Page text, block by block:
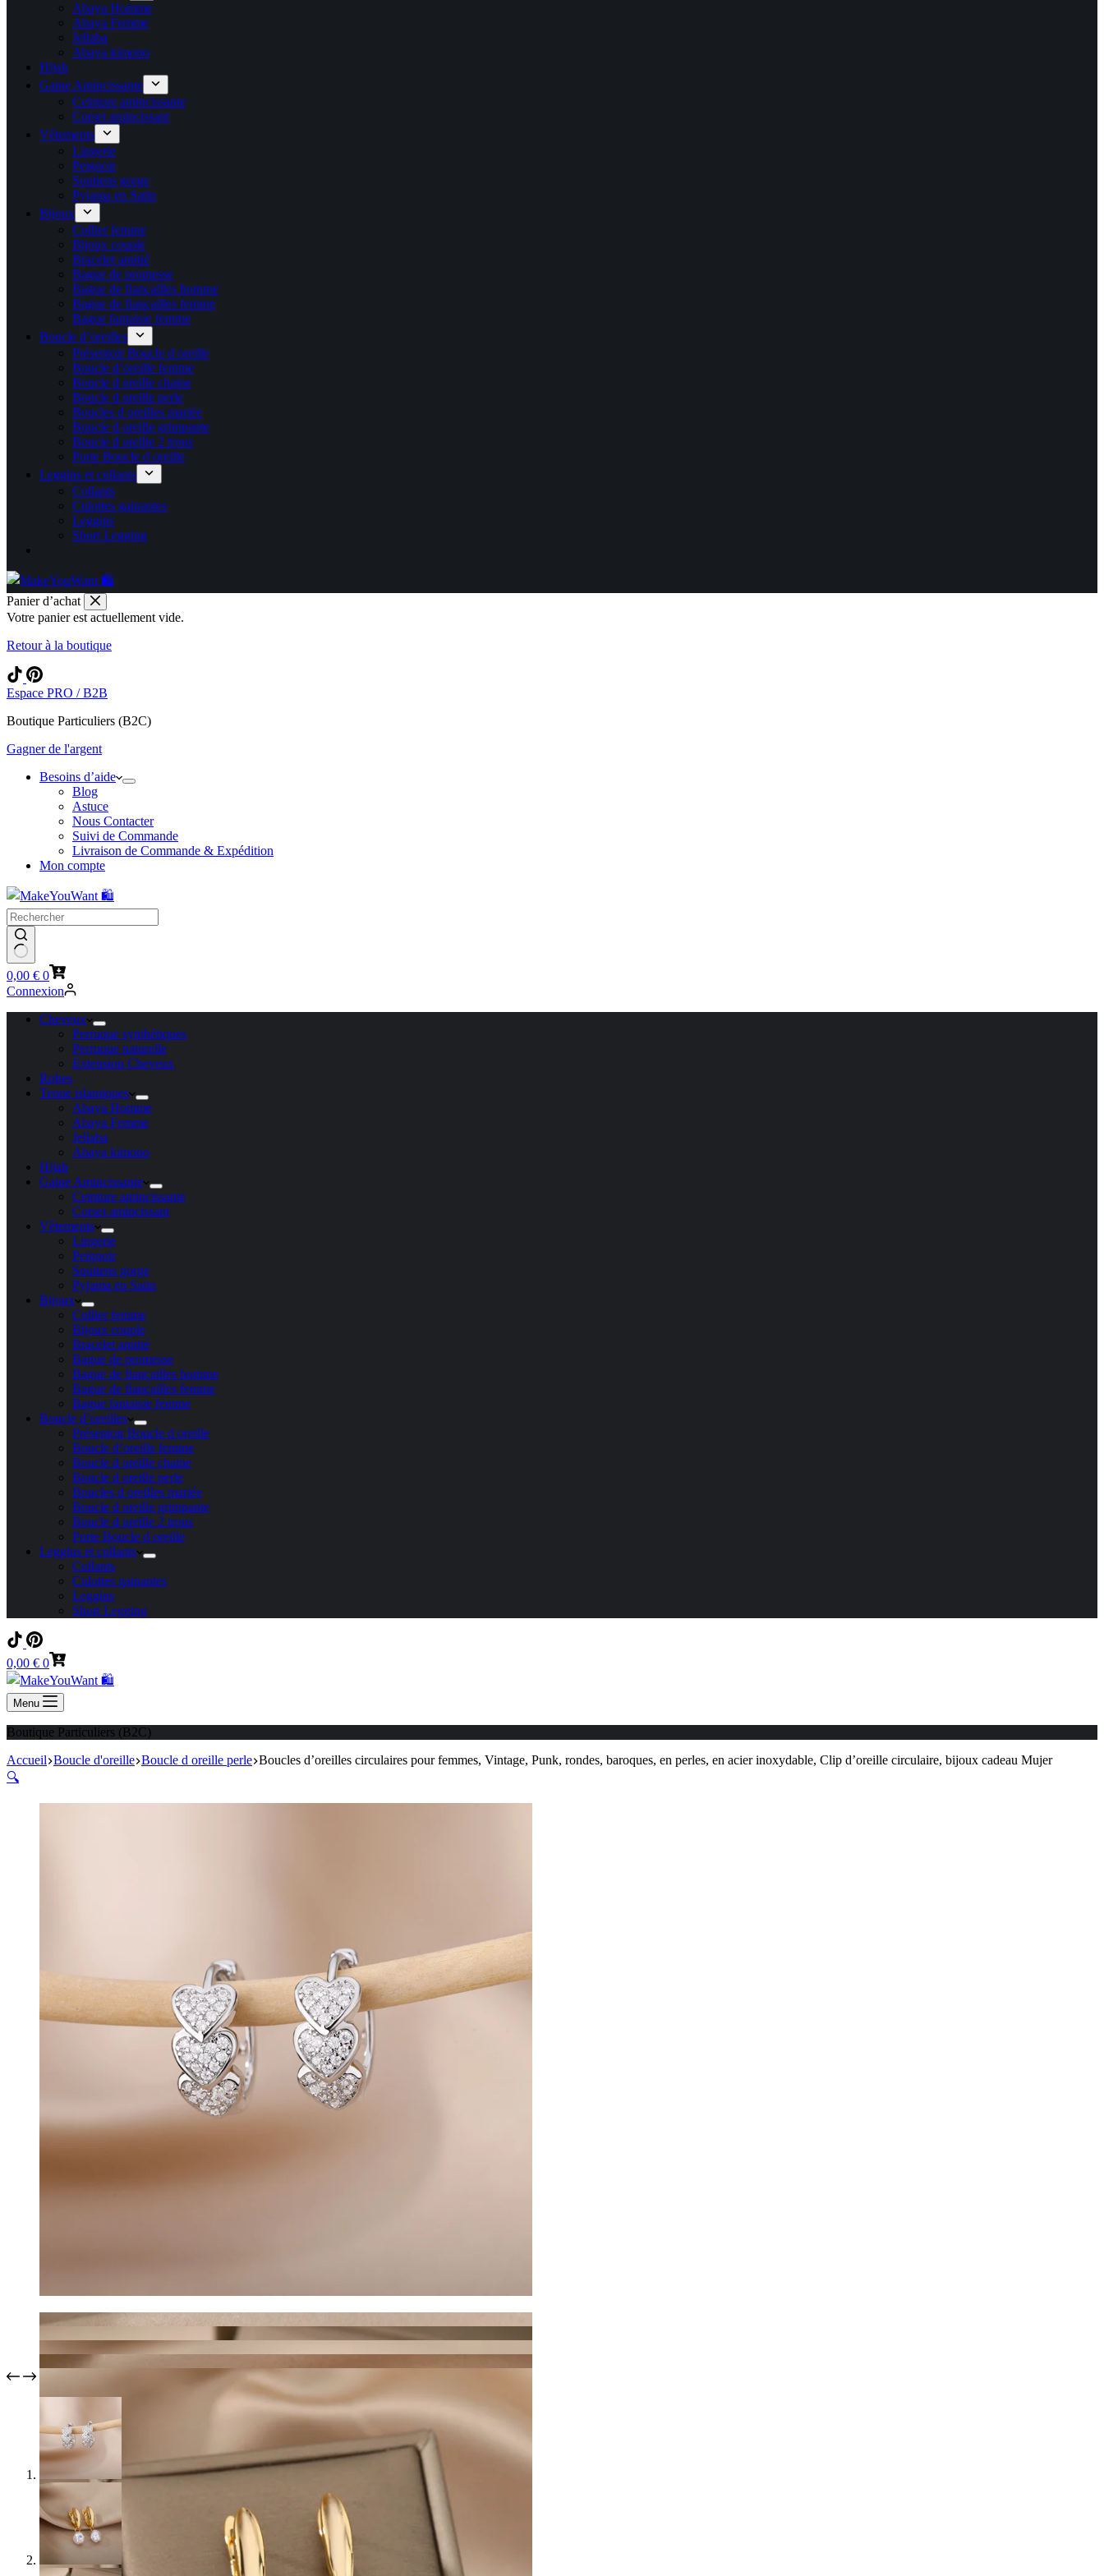
Abaya Homme
Abaya Femme
Jellaba
Abaya kimono
Hijab
Gaine Amincissante
Ceinture amincissante
Corset amincissant
Vêtements
Lingerie
Peignoir
Soutiens gorge
Pyjama en Satin
Bijoux
Collier femme
Bijoux couple
Bracelet amitié
Bague de promesse
Bague de fiançailles homme
Bague de fiançailles femme
Bague fantaisie femme
Boucle d’oreilles
Présentoir Boucle d oreille
Boucle d’oreille femme
Boucle d oreille chaine
Boucle d oreille perle
Boucles d oreilles mariée
Boucle d oreille grimpante
Boucle d oreille 2 trous
Porte Boucle d oreille
Leggins et collants
Collants
Culottes gainantes
Leggins
Short Legging
Panier d’achat
Votre panier est actuellement vide.
Retour à la boutique
Espace PRO / B2B
Boutique Particuliers (B2C)
Gagner de l'argent
Besoins d’aide
Blog
Astuce
Nous Contacter
Suivi de Commande
Livraison de Commande & Expédition
Mon compte
Panier
d’achat
0,00 € 0
Connexion
Cheveux
Perruque synthétiques
Perruque naturelle
Extension Cheveux
Robes
Tenue islamiques
Abaya Homme
Abaya Femme
Jellaba
Abaya kimono
Hijab
Gaine Amincissante
Ceinture amincissante
Corset amincissant
Vêtements
Lingerie
Peignoir
Soutiens gorge
Pyjama en Satin
Bijoux
Collier femme
Bijoux couple
Bracelet amitié
Bague de promesse
Bague de fiançailles homme
Bague de fiançailles femme
Bague fantaisie femme
Boucle d’oreilles
Présentoir Boucle d oreille
Boucle d’oreille femme
Boucle d oreille chaine
Boucle d oreille perle
Boucles d oreilles mariée
Boucle d oreille grimpante
Boucle d oreille 2 trous
Porte Boucle d oreille
Leggins et collants
Collants
Culottes gainantes
Leggins
Short Legging
Panier
d’achat
0,00 € 0
Menu
Boutique Particuliers (B2C)
Accueil Boucle d'oreille Boucle d oreille perle Boucles d’oreilles circulaires pour femmes, Vintage, Punk, rondes, baroques, en perles, en acier inoxydable, Clip d’oreille circulaire, bijoux cadeau Mujer
🔍